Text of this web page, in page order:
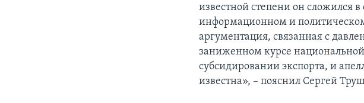
известной степени он сложился
информационном и
аргументация, связанная с
заниженном курсе
субсидировании экспорта, и
известна», – пояснил Сергей